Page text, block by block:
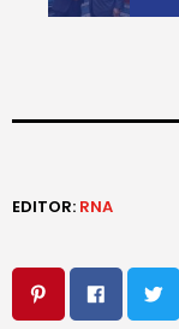
EDITOR: RNA